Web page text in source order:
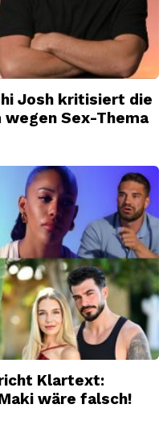
Josh kritisiert die
wegen Sex-Thema
Klartext:
wäre falsch!